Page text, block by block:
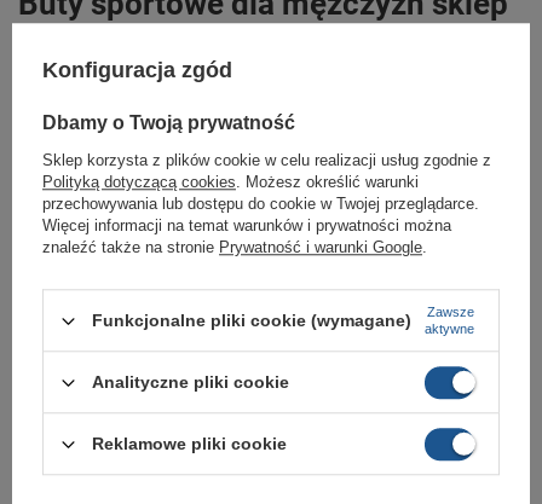
Buty sportowe od Fila w standardowych rozmiarach 41, 44, 45, 46, 47.
Zobacz jakie rozmiary są dostępne.
Sklep Butomania.pl to największy wybór obuwia sportowego dla całej
Twojej rodziny.
Kupując w naszym sklepie internetowym masz gwarancję, że towar jest
oryginalny i pochodzi z oficjalnej sieci dystrybucyjnej.
podania przyczyny.
Symbol FFM021413204
Gwarancja
Konfiguracja zgód
Dbamy o Twoją prywatność
Sklep korzysta z plików cookie w celu realizacji usług zgodnie z
Polityką dotyczącą cookies. Możesz określić warunki
przechowywania lub dostępu do cookie w Twojej przeglądarce.
Więcej informacji na temat warunków i prywatności można
znaleźć także na stronie Prywatność i warunki Google.
Funkcjonalne pliki cookie (wymagane)
Zawsze
aktywne
Analityczne pliki cookie
Reklamowe pliki cookie